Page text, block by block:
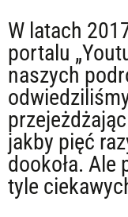
W latach
portalu
naszych
jakby pięć
dookoła. Ale
tyle